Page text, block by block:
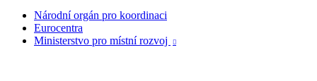
Národní orgán pro koordinaci
Eurocentra
Ministerstvo pro místní rozvoj
